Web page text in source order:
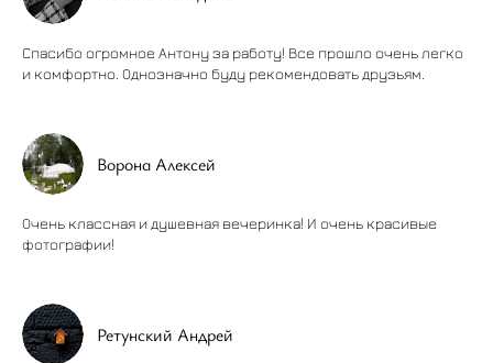
Спасибо огромное Антону за работу! Все прошло очень легко
и комфортно. Однозначно буду рекомендовать друзьям.
Ворона Алексей
Очень классная и душевная вечеринка! И очень красивые
фотографии!
Ретунский Андрей